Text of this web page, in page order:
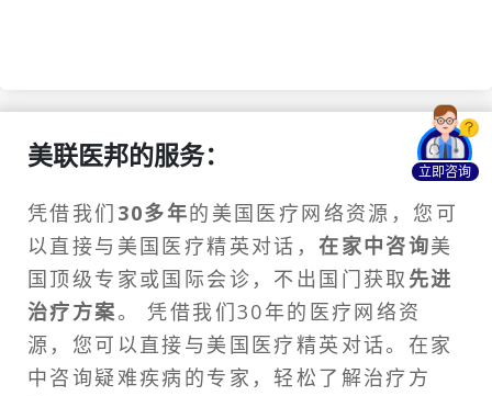
美联医邦的服务：
凭借我们 30多年的美国医疗网络资源，您可
以直接与美国医疗精英对话，在家中咨询美
国顶级专家或国际会诊 ，不出国门获取 先进
治疗方案。 凭借我们30年的医疗网络资
源，您可以直接与美国医疗精英对话。在家
中咨询疑难疾病的专家，轻松了解治疗方
立即咨询